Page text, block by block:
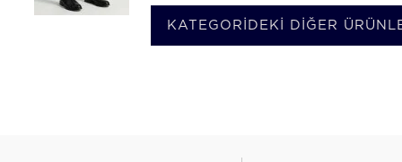
KATEGORIDEKI DIĞER